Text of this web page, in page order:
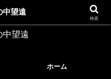
EFレンズ
中望遠
ホーム
中望遠
検索